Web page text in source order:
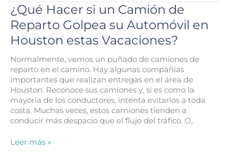
Compensación
por
Daños
si
el
Demandado
se
Declara
en
Quiebra?
¿Qué Hacer si un Camión de
Reparto Golpea su Automóvil en
Houston estas Vacaciones?
Normalmente, vemos un puñado de camiones de
reparto en el camino. Hay algunas compañías
importantes que realizan entregas en el área de
Houston. Reconoce sus camiones y, si es como la
mayoría de los conductores, intenta evitarlos a toda
costa. Muchas veces, estos camiones tienden a
conducir más despacio que el flujo del tráfico. O,
¿Qué
Leer más »